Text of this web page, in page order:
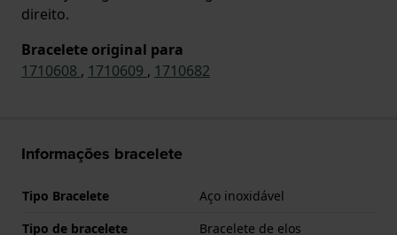
direito.
Bracelete original para
1710608 , 1710609 , 1710682
Informações bracelete
Tipo Bracelete
Aço inoxidável
Tipo de bracelete
Bracelete de elos